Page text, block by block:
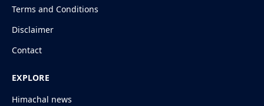
Terms and Conditions
Disclaimer
Contact
EXPLORE
Himachal news